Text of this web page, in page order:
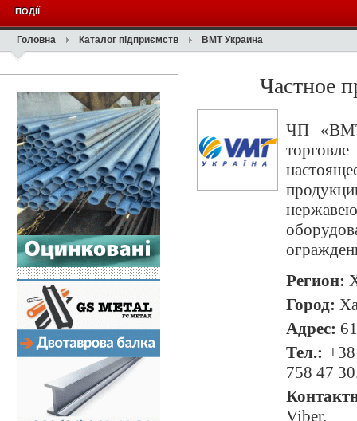
ПОДІЇ
Головна Каталог підприємств ВМТ Украина
Частное
ЧП «ВМТ
Регион:
Город:
Адрес:
Тел.:
758 47
Viber.